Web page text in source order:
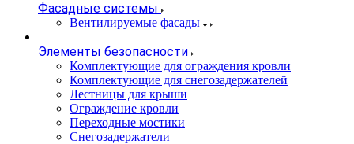
Фасадные системы
Вентилируемые фасады
Элементы безопасности
Комплектующие для ограждения кровли
Комплектующие для снегозадержателей
Лестницы для крыши
Ограждение кровли
Переходные мостики
Снегозадержатели